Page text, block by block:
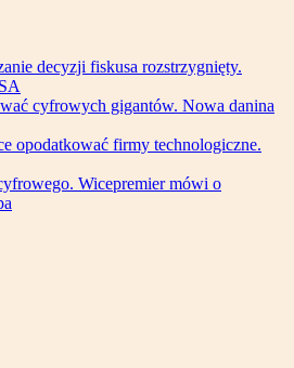
decyzji fiskusa rozstrzygnięty.
cyfrowych gigantów. Nowa danina
opodatkować firmy technologiczne.
Wicepremier mówi o